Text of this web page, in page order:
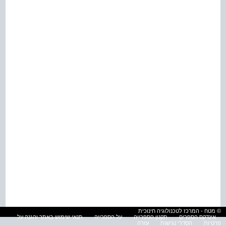
© מטח - המרכז לטכנולוגיה חינוכית
אינדקס הספרים
תקנון הספרייה על הספרייה
תנאי שימוש באתר והגנה על
פרטיות
הסדרי נגישות עזרה